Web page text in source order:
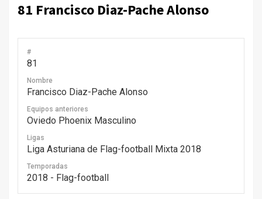
81 Francisco Diaz-Pache Alonso
#
81
Nombre
Francisco Diaz-Pache Alonso
Equipos anteriores
Oviedo Phoenix Masculino
Ligas
Liga Asturiana de Flag-football Mixta 2018
Temporadas
2018 - Flag-football